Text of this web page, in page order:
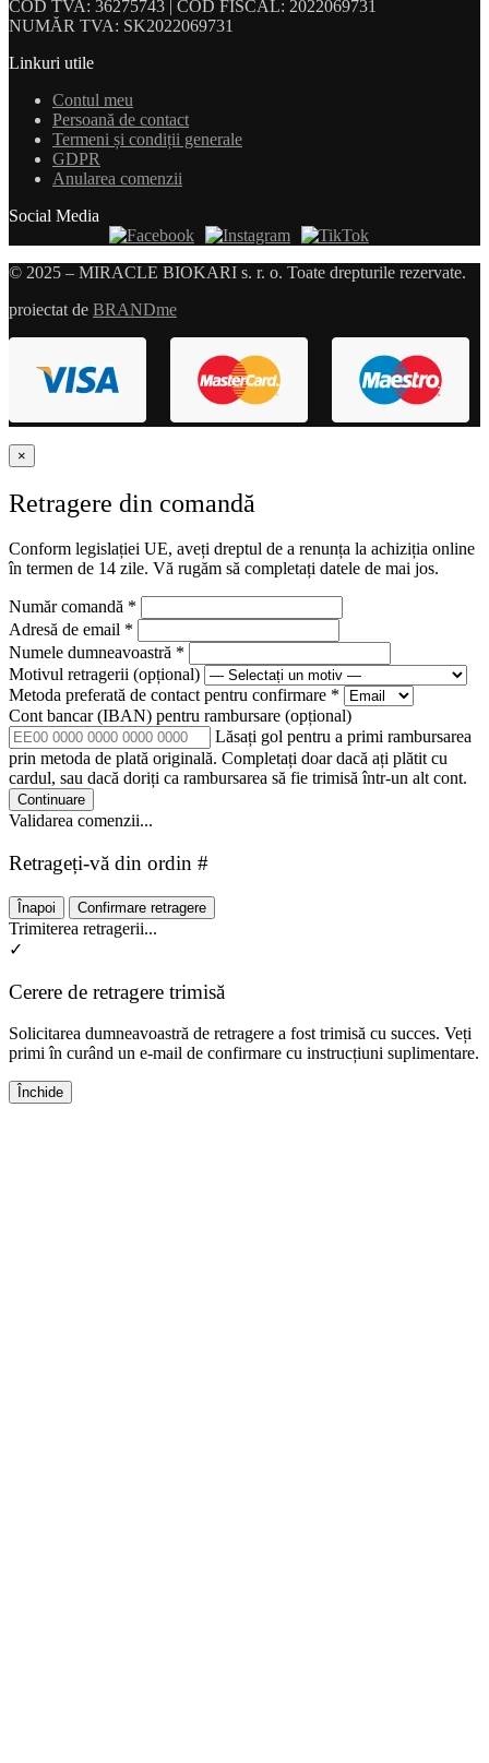
COD TVA: 36275743 | COD FISCAL: 2022069731
NUMĂR TVA: SK2022069731
Linkuri utile
Contul meu
Persoană de contact
Termeni și condiții generale
GDPR
Anularea comenzii
Social Media
© 2025 – MIRACLE BIOKARI s. r. o. Toate drepturile rezervate.
proiectat de BRANDme
×
Retragere din comandă
Conform legislației UE, aveți dreptul de a renunța la achiziția online
în termen de 14 zile. Vă rugăm să completați datele de mai jos.
Număr comandă *
Adresă de email *
Numele dumneavoastră *
Motivul retragerii (opțional)
Metoda preferată de contact pentru confirmare *
Cont bancar (IBAN) pentru rambursare (opțional)
Lăsați gol pentru a primi rambursarea
prin metoda de plată originală. Completați doar dacă ați plătit cu
cardul, sau dacă doriți ca rambursarea să fie trimisă într-un alt cont.
Continuare
Validarea comenzii...
Retrageți-vă din ordin #
Înapoi Confirmare retragere
Trimiterea retragerii...
✓
Cerere de retragere trimisă
Solicitarea dumneavoastră de retragere a fost trimisă cu succes. Veți
primi în curând un e-mail de confirmare cu instrucțiuni suplimentare.
Închide